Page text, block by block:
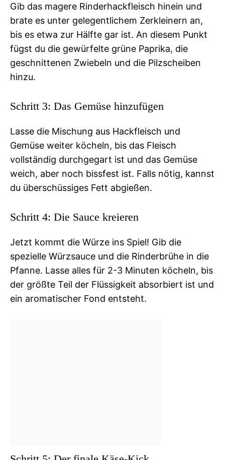
Gib das magere Rinderhackfleisch hinein und
brate es unter gelegentlichem Zerkleinern an,
bis es etwa zur Hälfte gar ist. An diesem Punkt
fügst du die gewürfelte grüne Paprika, die
geschnittenen Zwiebeln und die Pilzscheiben
hinzu.
Schritt 3: Das Gemüse hinzufügen
Lasse die Mischung aus Hackfleisch und
Gemüse weiter köcheln, bis das Fleisch
vollständig durchgegart ist und das Gemüse
weich, aber noch bissfest ist. Falls nötig, kannst
du überschüssiges Fett abgießen.
Schritt 4: Die Sauce kreieren
Jetzt kommt die Würze ins Spiel! Gib die
spezielle Würzsauce und die Rinderbrühe in die
Pfanne. Lasse alles für 2-3 Minuten köcheln, bis
der größte Teil der Flüssigkeit absorbiert ist und
ein aromatischer Fond entsteht.